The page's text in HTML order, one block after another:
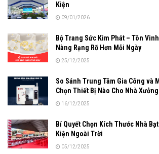
Kiện
09/01/2026
Bộ Trang Sức Kim Phát – Tôn
Nàng Rạng Rỡ Hơn Mỗi Ngày
25/12/2025
So Sánh Trung Tâm Gia Công và
Chọn Thiết Bị Nào Cho Nhà Xưởng
16/12/2025
Bí Quyết Chọn Kích Thước Nhà
Kiện Ngoài Trời
05/12/2025